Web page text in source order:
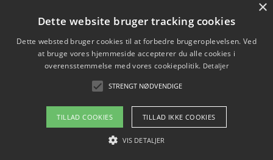
Sådan vælger du de bedste vandrerygsække til
vandreture i Danmark
Copyright 2026 - Pilanto Aps
Om / kontakt
×
Dette website bruger tracking cookies
Dette websted bruger cookies til at forbedre brugeroplevelsen. Ved
at bruge vores hjemmeside accepterer du alle cookies i
overensstemmelse med vores cookiepolitik. Detaljer
STRENGT NØDVENDIGE
TILLAD COOKIES TILLAD IKKE COOKIES
VIS DETALJER